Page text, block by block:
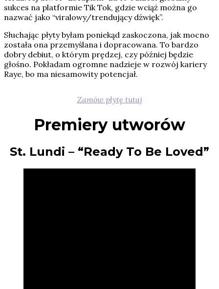
sukces na platformie Tik Tok, gdzie wciąż można go
nazwać jako “viralowy/trendujący dźwięk”.
Słuchając płyty byłam poniekąd zaskoczona, jak mocno
została ona przemyślana i dopracowana. To bardzo
dobry debiut, o którym prędzej, czy później będzie
głośno. Pokładam ogromne nadzieje w rozwój kariery
Raye, bo ma niesamowity potencjał.
Zamów płytę tutaj
Premiery utworów
St. Lundi – “Ready To Be Loved”